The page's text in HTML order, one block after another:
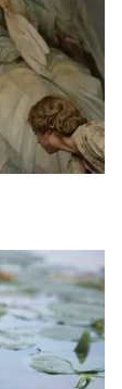
है,
मिलीं।
की थी,
लिखे जाते
मेल हीरो
रोल
खत्म नहीं